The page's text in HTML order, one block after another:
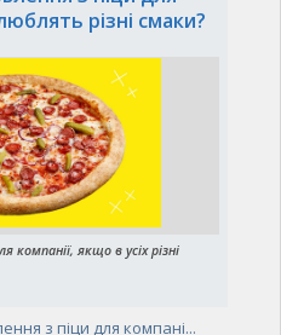
різні смаки?
компанії, якщо в усіх різні
з піци для компані...